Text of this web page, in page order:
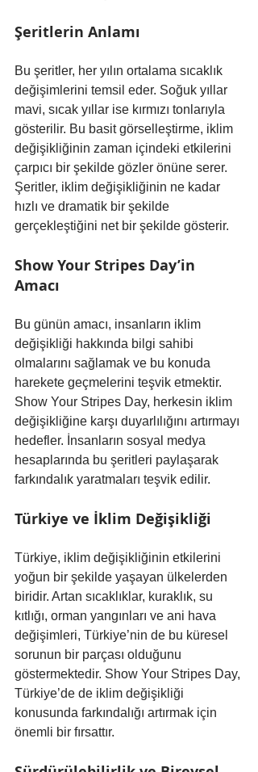
Şeritlerin Anlamı
Bu şeritler, her yılın ortalama sıcaklık
değişimlerini temsil eder. Soğuk yıllar
mavi, sıcak yıllar ise kırmızı tonlarıyla
gösterilir. Bu basit görselleştirme, iklim
değişikliğinin zaman içindeki etkilerini
çarpıcı bir şekilde gözler önüne serer.
Şeritler, iklim değişikliğinin ne kadar
hızlı ve dramatik bir şekilde
gerçekleştiğini net bir şekilde gösterir.
Show Your Stripes Day’in
Amacı
Bu günün amacı, insanların iklim
değişikliği hakkında bilgi sahibi
olmalarını sağlamak ve bu konuda
harekete geçmelerini teşvik etmektir.
Show Your Stripes Day, herkesin iklim
değişikliğine karşı duyarlılığını artırmayı
hedefler. İnsanların sosyal medya
hesaplarında bu şeritleri paylaşarak
farkındalık yaratmaları teşvik edilir.
Türkiye ve İklim Değişikliği
Türkiye, iklim değişikliğinin etkilerini
yoğun bir şekilde yaşayan ülkelerden
biridir. Artan sıcaklıklar, kuraklık, su
kıtlığı, orman yangınları ve ani hava
değişimleri, Türkiye’nin de bu küresel
sorunun bir parçası olduğunu
göstermektedir. Show Your Stripes Day,
Türkiye’de de iklim değişikliği
konusunda farkındalığı artırmak için
önemli bir fırsattır.